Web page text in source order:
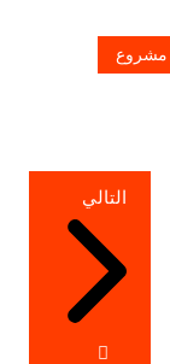
مشروع
التالي